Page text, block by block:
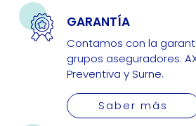
GARANTÍA
Contamos con la
grupos aseguradores:
Preventiva y Surne.
Saber más